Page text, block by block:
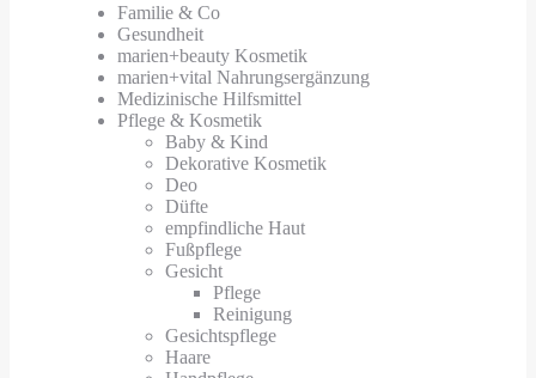
Familie & Co
Gesundheit
marien+beauty Kosmetik
marien+vital Nahrungsergänzung
Medizinische Hilfsmittel
Pflege & Kosmetik
Baby & Kind
Dekorative Kosmetik
Deo
Düfte
empfindliche Haut
Fußpflege
Gesicht
Pflege
Reinigung
Gesichtspflege
Haare